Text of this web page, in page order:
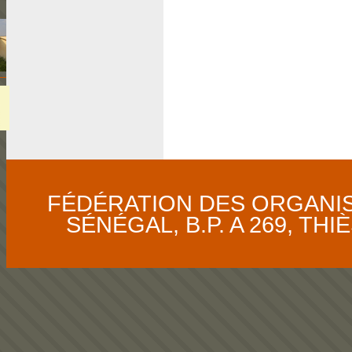
FÉDÉRATION DES
SÉNÉGAL, B.P. A 269,